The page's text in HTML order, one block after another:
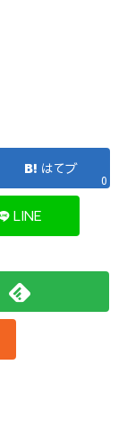
はてブ
0
LINE